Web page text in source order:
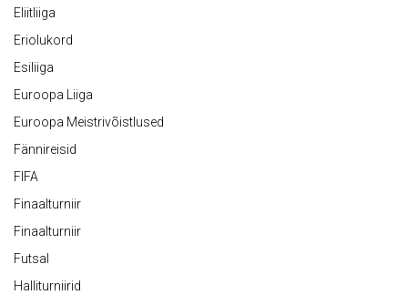
Eliitliiga
Eriolukord
Esiliiga
Euroopa Liiga
Euroopa Meistrivõistlused
Fännireisid
FIFA
Finaalturniir
Finaalturniir
Futsal
Halliturniirid